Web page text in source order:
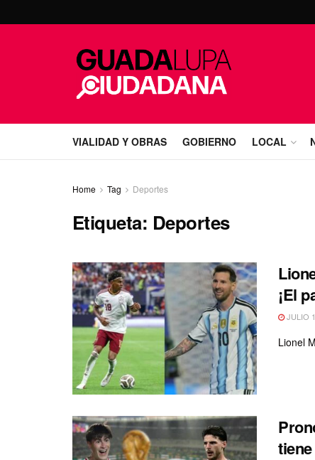
VIALIDAD Y OBRAS GOBIERNO LOCAL
Home Tag Deportes
Etiqueta: Deportes
¡El
JULIO
Lionel